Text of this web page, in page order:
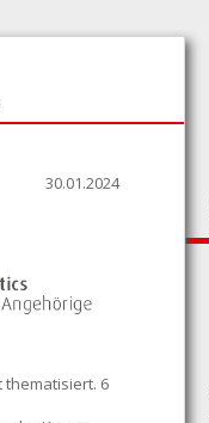
30.01.2024
6